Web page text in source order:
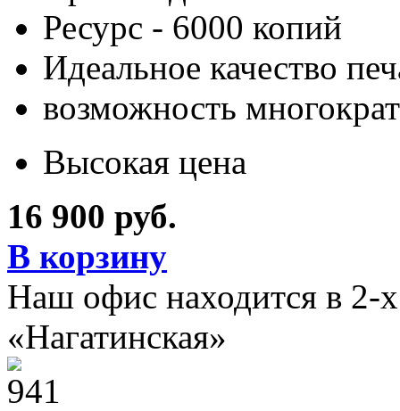
Ресурс - 6000 копий
Идеальное качество
возможность
Высокая цена
16 900 руб.
В корзину
Наш офис находится в 2-
«Нагатинская»